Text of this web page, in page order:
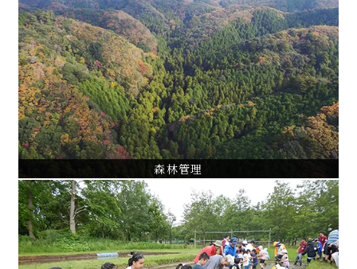
森林管理
森林管理
東京都林内植生モニタリング調査
神奈川県森林現況予備調査
ツシマヤマネコと共生する地域森林管理行動計画
VIEW ALL
市民参加・ワークショップ・普及啓発